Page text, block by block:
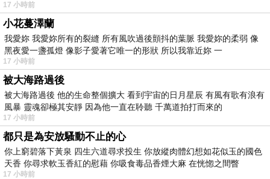
17 小時前
小花蔓澤蘭
我愛妳 我愛妳所有的裂縫 所有風吹過後顫抖的葉脈 我愛妳的柔弱 像
黑夜愛一盞孤燈 像影子愛著它唯一的形狀 所以我靠近妳 一
17 小時前
被大海路過後
被大海路過後 他的生命整個擴大 看到宇宙的日月星辰 有風有歌有浪有
風暴 靈魂卻極其安靜 因為他一直在聆聽 千萬道拍打而來的
17 小時前
都只是為安放騷動不止的心
你上窮碧落下黃泉 四生六道尋求投生 你放縱肉體幻想如花似玉的國色
天香 你尋求軟玉香紅的慰藉 你吸食毒品香煙大麻 在恍惚之間瞥
17 小時前